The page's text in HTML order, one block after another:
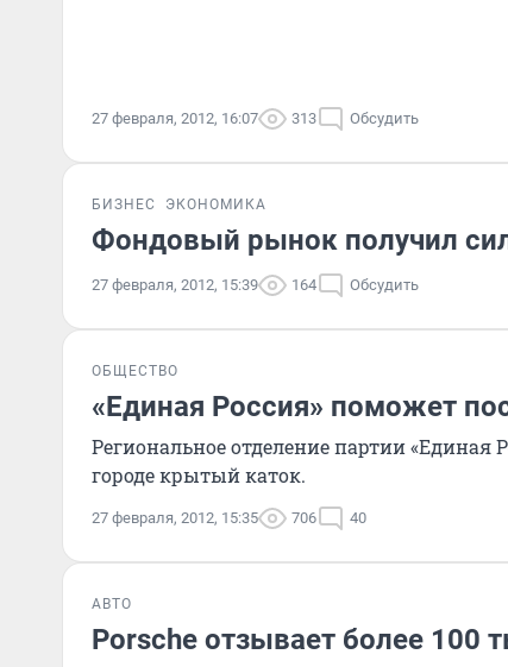
27 февраля, 2012, 16:07 313 Обсудить
БИЗНЕС ЭКОНОМИКА
Фондовый рынок получил
27 февраля, 2012, 15:39 164 Обсудить
ОБЩЕСТВО
«Единая Россия» поможет
Региональное отделение партии
городе крытый каток.
27 февраля, 2012, 15:35 706 40
АВТО
Porsche отзывает более 100